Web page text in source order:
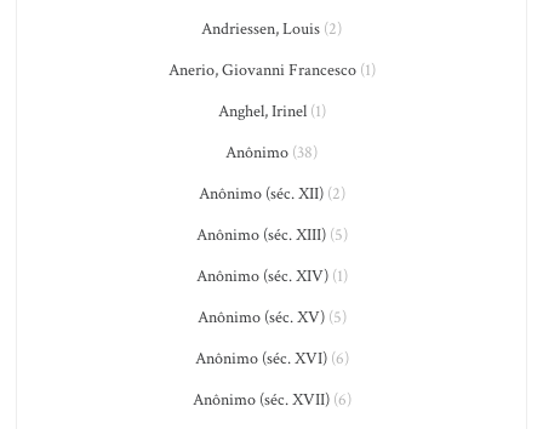
Andriessen, Louis (2)
Anerio, Giovanni Francesco(1)
Anghel, Irinel(1)
Anônimo (38)
Anônimo (séc. XII)(2)
Anônimo (séc. XIII)(5)
Anônimo (séc. XIV)(1)
Anônimo (séc. XV)(5)
Anônimo (séc. XVI)(6)
Anônimo (séc. XVII)(6)